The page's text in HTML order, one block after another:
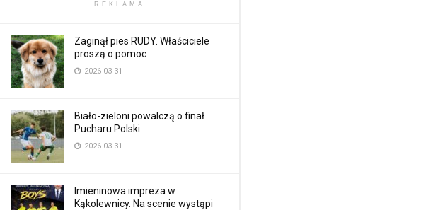
REKLAMA
Zaginął pies RUDY. Właściciele
proszą o pomoc
2026-03-31
Biało-zieloni powalczą o finał
Pucharu Polski.
2026-03-31
Imieninowa impreza w
Kąkolewnicy. Na scenie wystąpi